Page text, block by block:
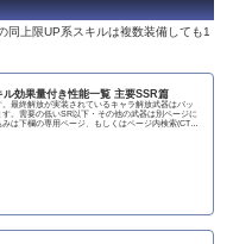
同上限UP系スキルは複数装備しても1
ル効果量付き性能一覧 主要SSR篇
最終解放が実装されているキャラ解放武器はバッ
。需要の低いSR以下・その他の武器は別ページに
は下欄の専用ページ、もしくはページ内検索(CTRL